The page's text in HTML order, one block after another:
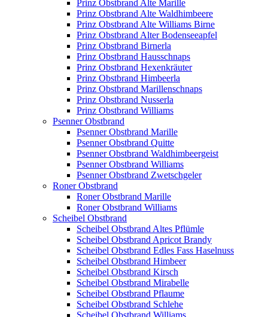
Prinz Obstbrand Alte Marille
Prinz Obstbrand Alte Waldhimbeere
Prinz Obstbrand Alte Williams Birne
Prinz Obstbrand Alter Bodenseeapfel
Prinz Obstbrand Birnerla
Prinz Obstbrand Hausschnaps
Prinz Obstbrand Hexenkräuter
Prinz Obstbrand Himbeerla
Prinz Obstbrand Marillenschnaps
Prinz Obstbrand Nusserla
Prinz Obstbrand Williams
Psenner Obstbrand
Psenner Obstbrand Marille
Psenner Obstbrand Quitte
Psenner Obstbrand Waldhimbeergeist
Psenner Obstbrand Williams
Psenner Obstbrand Zwetschgeler
Roner Obstbrand
Roner Obstbrand Marille
Roner Obstbrand Williams
Scheibel Obstbrand
Scheibel Obstbrand Altes Pflümle
Scheibel Obstbrand Apricot Brandy
Scheibel Obstbrand Edles Fass Haselnuss
Scheibel Obstbrand Himbeer
Scheibel Obstbrand Kirsch
Scheibel Obstbrand Mirabelle
Scheibel Obstbrand Pflaume
Scheibel Obstbrand Schlehe